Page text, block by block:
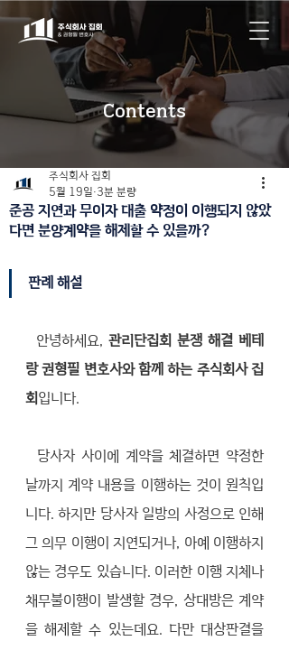
Contents
준공 지연과 무이자 대출 약정이 이행되지 않았
다면 분양계약을 해제할 수 있을까?
주식회사 집회
5월 19일 3분 분량
판례 해설
  안녕하세요,
관리단집회 분쟁 해결 베테
랑 권형필 변호사와 함께 하는 주식회사 집
회 입니다.
날까지 계약 내용을 이행하는 것이 원칙입
니다. 하지만 당사자 일방의 사정으로 인해
그 의무 이행이 지연되거나, 아예 이행하지
않는 경우도 있습니다. 이러한 이행 지체나
채무불이행이 발생할 경우, 상대방은 계약
을 해제할 수 있는데요. 다만 대상판결을